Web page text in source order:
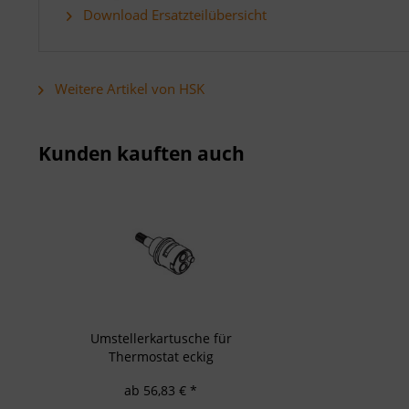
Download Ersatzteilübersicht
Weitere Artikel von HSK
Kunden kauften auch
Umstellerkartusche für
Thermostat eckig
ab 56,83 € *